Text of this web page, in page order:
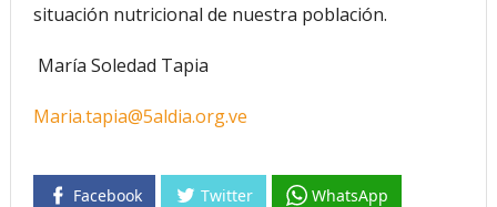
situación nutricional de nuestra población.
María Soledad Tapia
Maria.tapia@5aldia.org.ve
Facebook Twitter WhatsApp